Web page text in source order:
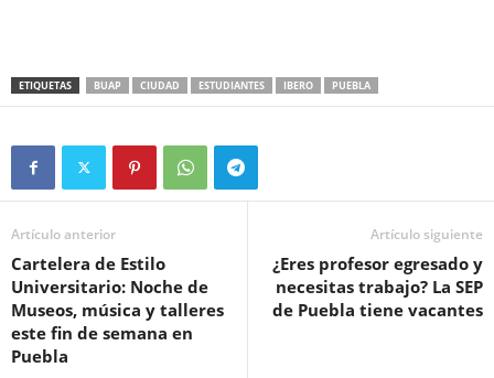
ETIQUETAS BUAP CIUDAD ESTUDIANTES IBERO PUEBLA
Artículo anterior
Cartelera de Estilo
Universitario: Noche de
Museos, música y talleres
este fin de semana en
Puebla
Artículo siguiente
¿Eres profesor egresado y
necesitas trabajo? La SEP
de Puebla tiene vacantes